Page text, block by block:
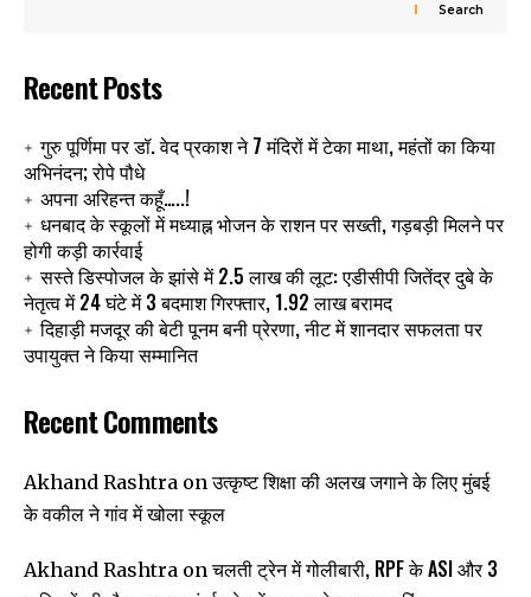
Search
Recent Posts
गुरु पूर्णिमा पर डॉ. वेद प्रकाश ने 7 मंदिरों में टेका माथा, महंतों का किया
अभिनंदन; रोपे पौधे
अपना अरिहन्त कहूँ…..!
धनबाद के स्कूलों में मध्याह्न भोजन के राशन पर सख्ती, गड़बड़ी मिलने पर
होगी कड़ी कार्रवाई
सस्ते डिस्पोजल के झांसे में 2.5 लाख की लूट: एडीसीपी जितेंद्र दुबे के
नेतृत्व में 24 घंटे में 3 बदमाश गिरफ्तार, 1.92 लाख बरामद
दिहाड़ी मजदूर की बेटी पूनम बनी प्रेरणा, नीट में शानदार सफलता पर
उपायुक्त ने किया सम्मानित
Recent Comments
Akhand Rashtra onउत्कृष्ट शिक्षा की अलख जगाने के लिए मुंबई
के वकील ने गांव में खोला स्कूल
Akhand Rashtra onचलती ट्रेन में गोलीबारी, RPF के ASI और 3